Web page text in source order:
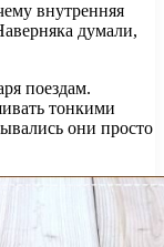
внутренняя
думали,
поездам.
тонкими
они просто